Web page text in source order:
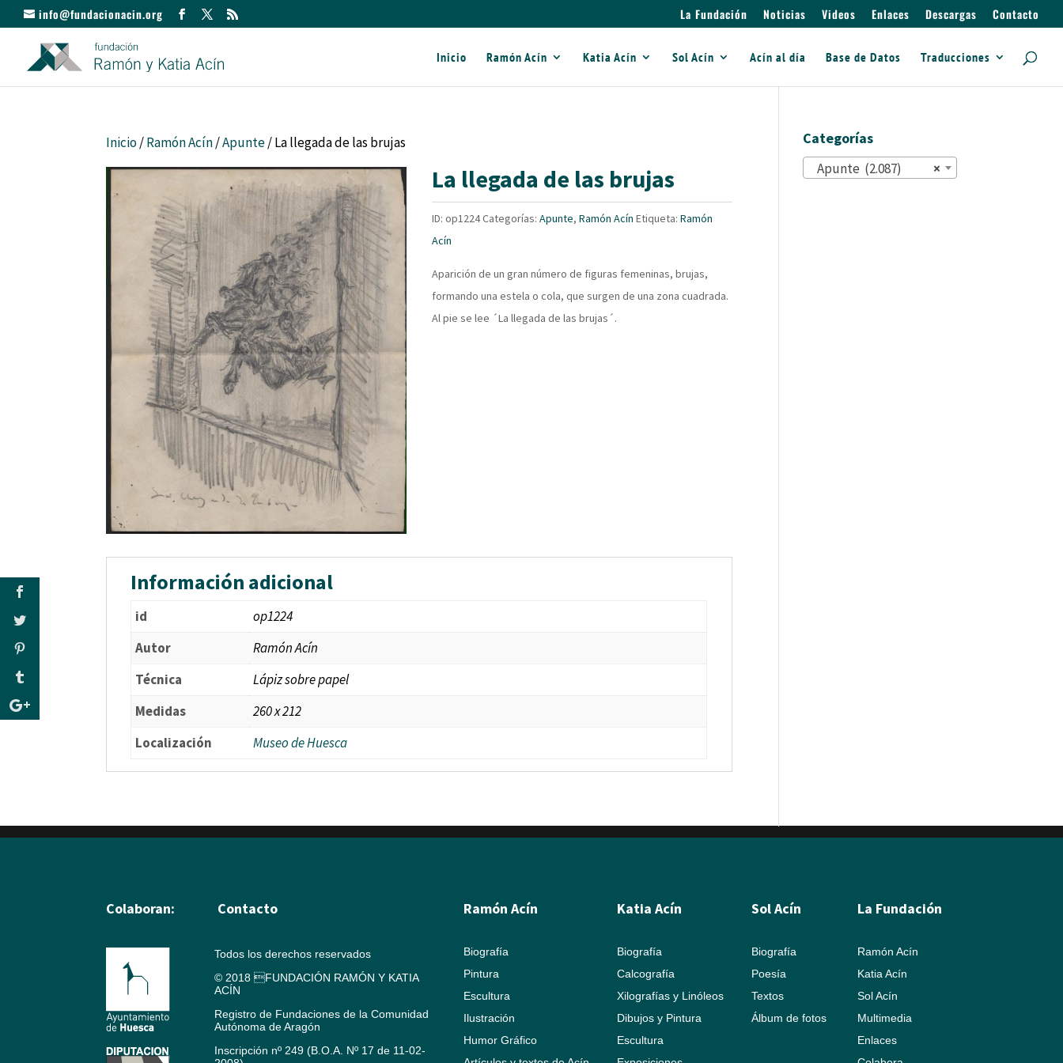
info@fundacionacin.org La Fundación Noticias Videos Enlaces Descargas Contacto
Inicio Ramón Acín Katia Acín Sol Acín Acín al día Base de Datos Traducciones
Inicio/Ramón Acín/Apunte/ La llegada de las brujas
La llegada de las brujas
ID:op1224Categorías:Apunte,Ramón Acín Etiqueta:Ramón
Acín
Aparición de un gran número de figuras femeninas, brujas,
formando una estela o cola, que surgen de una zona cuadrada.
Al pie se lee ´La llegada de las brujas´.
Información adicional
id
op1224
Autor
Ramón Acín
Técnica
Lápiz sobre papel
Medidas
260 x 212
Localización
Museo de Huesca
Categorías
×
Apunte (2.087)
Colaboran: Contacto
Todos los derechos reservados
© 2018 FUNDACIÓN RAMÓN Y KATIA
ACÍN
Registro de Fundaciones de la Comunidad
Autónoma de Aragón
Inscripción nº 249 (B.O.A. Nº 17 de 11-02-
Ramón Acín
Biografía
Pintura
Escultura
Ilustración
Humor Gráfico
Katia Acín
Biografía
Calcografía
Xilografías y Linóleos
Dibujos y Pintura
Escultura
Sol Acín
Biografía
Poesía
Textos
Álbum de fotos
La Fundación
Ramón Acín
Katia Acín
Sol Acín
Multimedia
Enlaces